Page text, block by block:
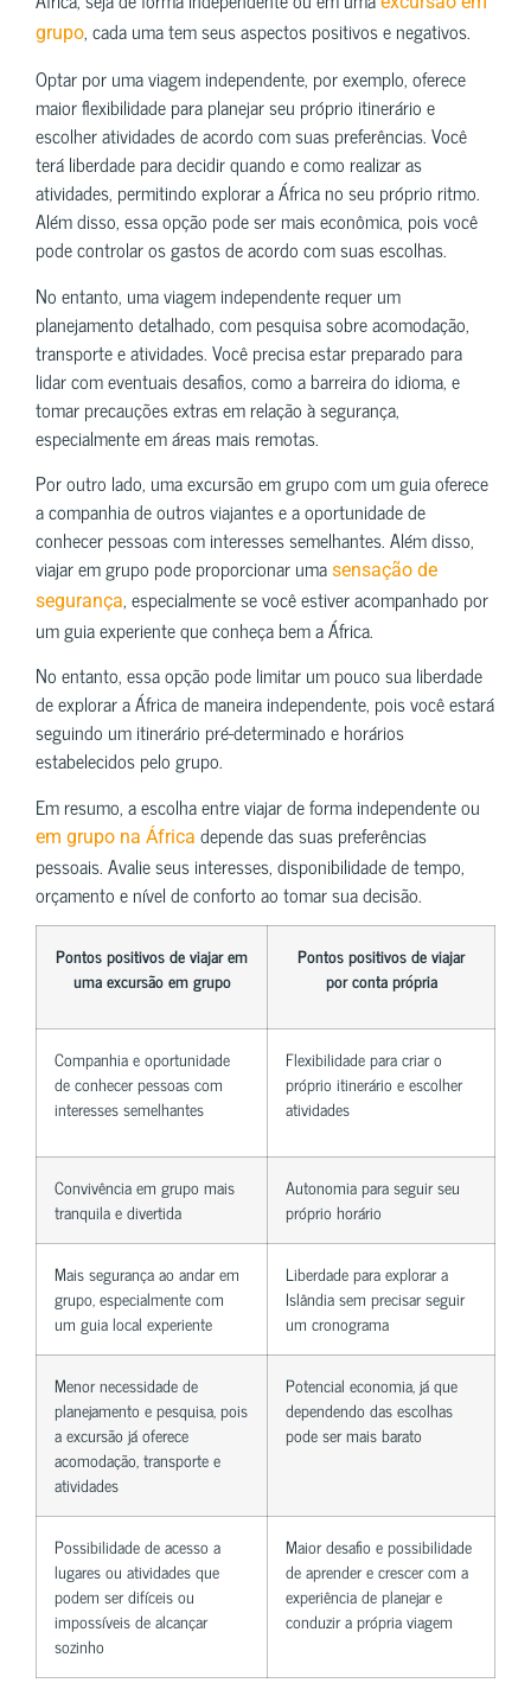
grupo, cada uma tem seus aspectos positivos e negativos.
Optar por uma viagem independente, por exemplo, oferece
maior flexibilidade para planejar seu próprio itinerário e
escolher atividades de acordo com suas preferências. Você
terá liberdade para decidir quando e como realizar as
atividades, permitindo explorar a África no seu próprio ritmo.
Além disso, essa opção pode ser mais econômica, pois você
pode controlar os gastos de acordo com suas escolhas.
No entanto, uma viagem independente requer um
planejamento detalhado, com pesquisa sobre acomodação,
transporte e atividades. Você precisa estar preparado para
lidar com eventuais desafios, como a barreira do idioma, e
tomar precauções extras em relação à segurança,
especialmente em áreas mais remotas.
Por outro lado, uma excursão em grupo com um guia oferece
a companhia de outros viajantes e a oportunidade de
conhecer pessoas com interesses semelhantes. Além disso,
viajar em grupo pode proporcionar uma sensação de
segurança, especialmente se você estiver acompanhado por
um guia experiente que conheça bem a África.
No entanto, essa opção pode limitar um pouco sua liberdade
de explorar a África de maneira independente, pois você estará
seguindo um itinerário pré-determinado e horários
estabelecidos pelo grupo.
Em resumo, a escolha entre viajar de forma independente ou
em grupo na África depende das suas preferências
pessoais. Avalie seus interesses, disponibilidade de tempo,
orçamento e nível de conforto ao tomar sua decisão.
Pontos positivos de viajar em
uma excursão em grupo
Pontos positivos de viajar
por conta própria
Companhia e oportunidade
de conhecer pessoas com
interesses semelhantes
Flexibilidade para criar o
próprio itinerário e escolher
atividades
Convivência em grupo mais
tranquila e divertida
Autonomia para seguir seu
próprio horário
Mais segurança ao andar em
grupo, especialmente com
um guia local experiente
Liberdade para explorar a
Islândia sem precisar seguir
um cronograma
Menor necessidade de
planejamento e pesquisa, pois
a excursão já oferece
acomodação, transporte e
atividades
Potencial economia, já que
dependendo das escolhas
pode ser mais barato
Possibilidade de acesso a
lugares ou atividades que
podem ser difíceis ou
impossíveis de alcançar
sozinho
Maior desafio e possibilidade
de aprender e crescer com a
experiência de planejar e
conduzir a própria viagem